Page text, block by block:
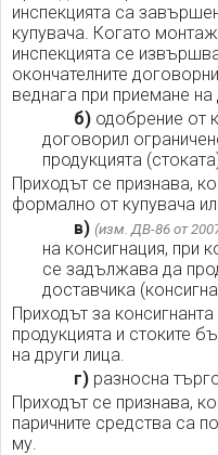
инспекцията са
купувача. Когато
инспекцията се
окончателните
веднага при приемане на
б)одобрение от
договорил
продукцията
Приходът се признава,
формално от купувача
в) (изм. ДВ-86 от
на консигнация, при
се задължава да
доставчика
Приходът за
продукцията и стоките
на други лица.
г)разносна
Приходът се признава,
паричните средства са
му.